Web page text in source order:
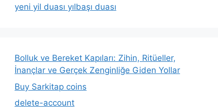
yeni yil duası yılbaşı duası
Bolluk ve Bereket Kapıları: Zihin, Ritüeller,
İnançlar ve Gerçek Zenginliğe Giden Yollar
Buy Sarkitap coins
delete-account